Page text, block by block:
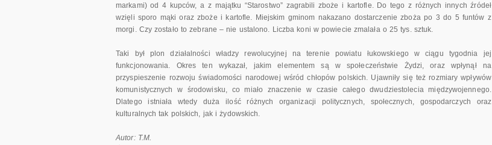
markami) od 4 kupców, a z majątku “Starostwo” zagrabili zboże i kartofle. Do tego z różnych innych źródeł
wzięli sporo mąki oraz zboże i kartofle. Miejskim gminom nakazano dostarczenie zboża po 3 do 5 funtów z
morgi. Czy zostało to zebrane – nie ustalono. Liczba koni w powiecie zmalała o 25 tys. sztuk.
Taki był plon działalności władzy rewolucyjnej na terenie powiatu łukowskiego w ciągu tygodnia jej
funkcjonowania. Okres ten wykazał, jakim elementem są w społeczeństwie Żydzi, oraz wpłynął na
przyspieszenie rozwoju świadomości narodowej wśród chłopów polskich. Ujawniły się też rozmiary wpływów
komunistycznych w środowisku, co miało znaczenie w czasie całego dwudziestolecia międzywojennego.
Dlatego istniała wtedy duża ilość różnych organizacji politycznych, społecznych, gospodarczych oraz
kulturalnych tak polskich, jak i żydowskich.
Autor: T.M.